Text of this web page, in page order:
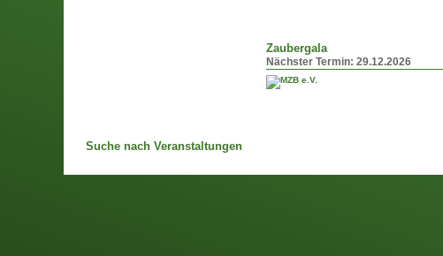
Zaubergala
Nächster Termin:29.12.2026
Suche nach Veranstaltungen